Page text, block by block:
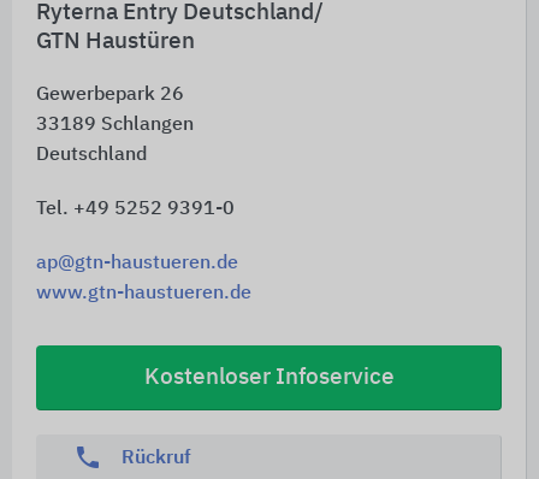
Ryterna Entry Deutschland/
GTN Haustüren
Gewerbepark 26
33189 Schlangen
Deutschland
Tel. +49 5252 9391-0
ap@gtn-haustueren.de
www.gtn-haustueren.de
Kostenloser Infoservice
phone Rückruf